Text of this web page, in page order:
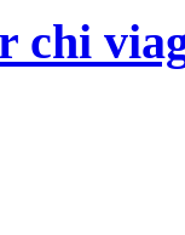
chi